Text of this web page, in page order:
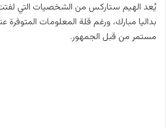
يُعد الهيم ستاركس من الشخصيات التي لفتت
بداليا مبارك، ورغم قلة المعلومات المتوفرة
مستمر من قبل الجمهور.